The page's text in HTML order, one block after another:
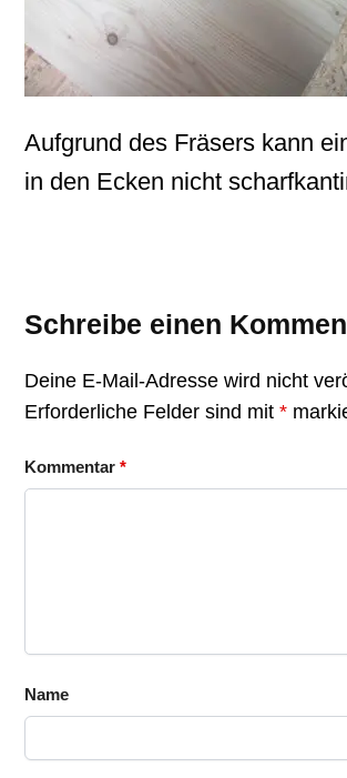
Aufgrund des Fräsers kann
in den Ecken nicht
Schreibe einen
Deine E-Mail-Adresse wird nicht
Erforderliche Felder sind mit *
Kommentar *
Name